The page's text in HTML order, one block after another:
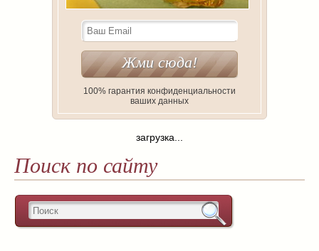
100% гарантия конфиденциальности
ваших данных
загрузка...
Поиск по сайту